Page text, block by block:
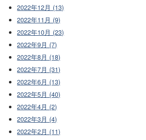
2022年12月 (13)
2022年11月 (9)
2022年10月 (23)
2022年9月 (7)
2022年8月 (18)
2022年7月 (31)
2022年6月 (13)
2022年5月 (40)
2022年4月 (2)
2022年3月 (4)
2022年2月 (11)